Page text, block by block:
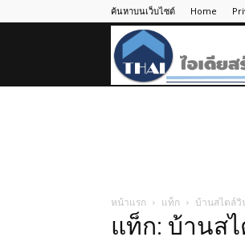
ค้นหาบนเว็บไซต์ Home
หน้าแรก แท็ก บ้านสไตล์วิ
แท็ก: บ้านส